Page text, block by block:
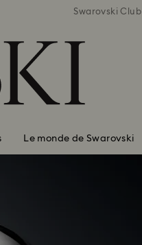
standard gratuite pour
supérieure à 110 CHF
Swarovski Club
Le monde de Swarovski